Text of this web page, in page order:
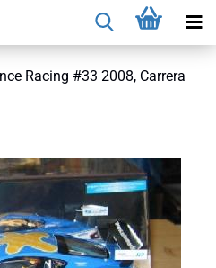
Racing #33 2008, Carrera